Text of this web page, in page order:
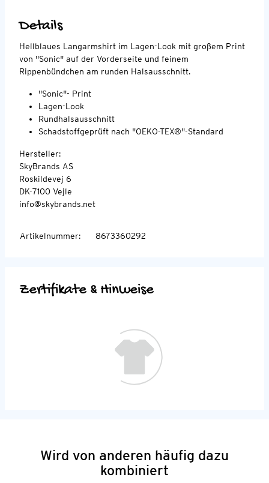
Details
Hellblaues Langarmshirt im Lagen-Look mit großem Print
von "Sonic" auf der Vorderseite und feinem
Rippenbündchen am runden Halsausschnitt.
"Sonic"- Print
Lagen-Look
Rundhalsausschnitt
Schadstoffgeprüft nach "OEKO-TEX®"-Standard
Hersteller:
SkyBrands AS
Roskildevej 6
DK-7100 Vejle
info@skybrands.net
Artikelnummer: 8673360292
Zertifikate & Hinweise
Wird von anderen häufig dazu
kombiniert